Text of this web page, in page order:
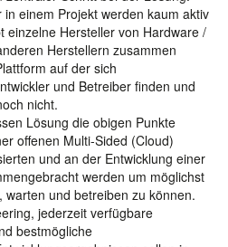
einem Projekt werden kaum aktiv
einzelne Hersteller von Hardware /
Herstellern zusammen
auf der sich
und Betreiber finden und
nicht.
Lösung die obigen Punkte
offenen Multi-Sided (Cloud)
und an der Entwicklung einer
werden um möglichst
warten und betreiben zu können.
jederzeit verfügbare
bestmögliche